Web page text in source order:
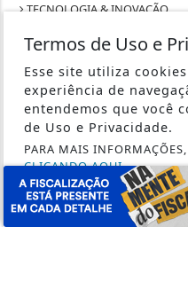
TECNOLOGIA & INOVAÇÃO
TRABALHO
SEU SITE - TODOS
TERMOS DE
Termos de Uso e
Esse site utiliza
experiência de
entendemos que você
de Uso e Privacidade.
PARA MAIS INFORMAÇÕES,
CLICANDO AQUI